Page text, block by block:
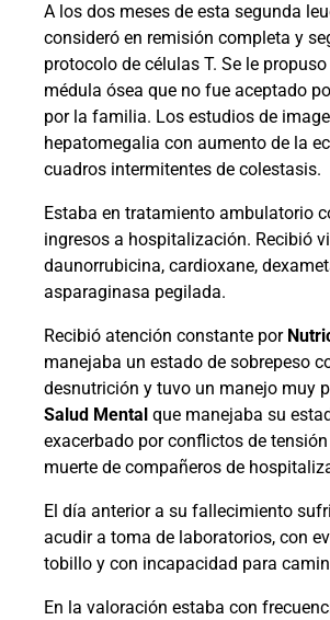
A los dos meses de esta segunda
consideró en remisión completa y
protocolo de células T. Se le
médula ósea que no fue aceptado
por la familia. Los estudios de
hepatomegalia con aumento de la
cuadros intermitentes de colestasis.
Estaba en tratamiento ambulatorio
ingresos a hospitalización. Recibió
daunorrubicina, cardioxane,
asparaginasa pegilada.
Recibió atención constante por
manejaba un estado de sobrepeso
desnutrición y tuvo un manejo muy
Salud Mental que manejaba su
exacerbado por conflictos de
muerte de compañeros de
El día anterior a su fallecimiento
acudir a toma de laboratorios, con
tobillo y con incapacidad para
En la valoración estaba con